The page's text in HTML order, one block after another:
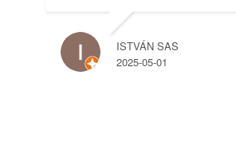
ISTVÁN SAS
2025-05-01